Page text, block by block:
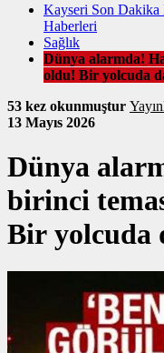
Kayseri Son
Haberleri
Sağlık
Dünya alarmda!
oldu! Bir yolcuda
53 kez okunmuştur
13 Mayıs 2026
Dünya
birinci
Bir yolcuda